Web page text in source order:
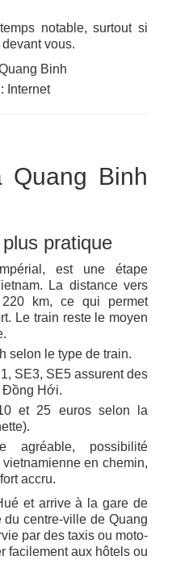
notable, surtout si
vous.
Internet
Quang Binh
pratique
est une étape
La distance vers
km, ce qui permet
Le train reste le moyen
selon le type de train.
SE3, SE5 assurent des
Đồng Hới.
et 25 euros selon la
agréable, possibilité
en chemin,
accru.
et arrive à la gare de
centre-ville de Quang
par des taxis ou moto-
facilement aux hôtels ou